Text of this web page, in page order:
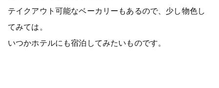
テイクアウト可能なベーカリーもあるので、少し物色し
てみては。
いつかホテルにも宿泊してみたいものです。